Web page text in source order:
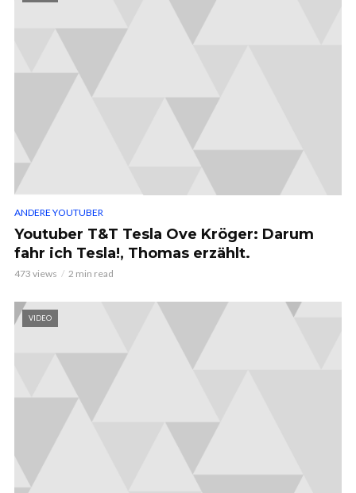
ANDERE YOUTUBER
Youtuber T&T Tesla Ove Kröger: Darum
fahr ich Tesla!, Thomas erzählt.
473 views 2 min read
VIDEO